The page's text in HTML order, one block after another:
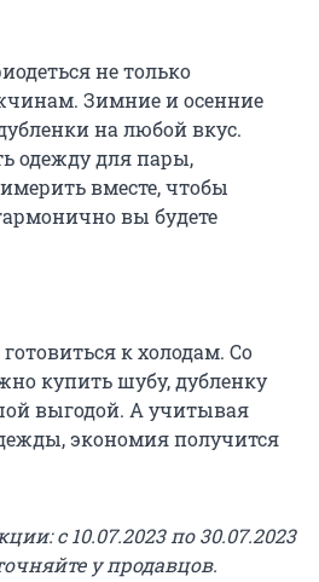
не только
Зимние и осенние
на любой вкус.
одежду для пары,
вместе, чтобы
вы будете
к холодам. Со
купить шубу, дубленку
выгодой. А учитывая
экономия получится
с 10.07.2023 по 30.07.2023
у продавцов.